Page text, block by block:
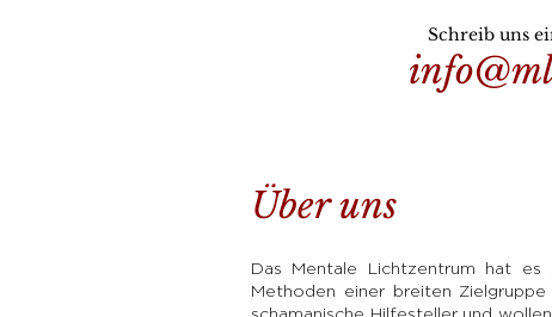
Schreib uns
Über uns
Das Mentale Lichtzentrum hat es
Methoden einer breiten
schamanische Hilfesteller und